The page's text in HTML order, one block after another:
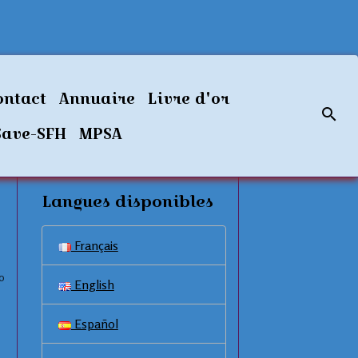
Annuaire
Livre d'or
SFH MPSA
Langues disponibles
Français
English
Español